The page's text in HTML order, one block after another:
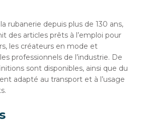
rubanerie depuis plus de 130 ans,
des articles prêts à l’emploi pour
les créateurs en mode et
professionnels de l’industrie. De
sont disponibles, ainsi que du
adapté au transport et à l’usage